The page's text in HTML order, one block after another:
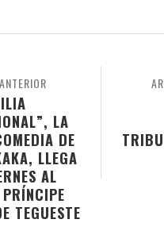
LA
DE
LLEGA
AL
TEGUESTE